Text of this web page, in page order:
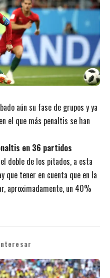
aún su fase de grupos y ya
el que más penaltis se han
en 36 partidos
doble de los pitados, a esta
que tener en cuenta que en la
aproximadamente, un 40%